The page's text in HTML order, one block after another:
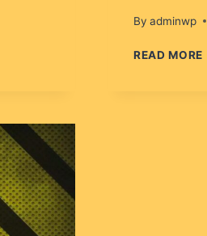
By adminwp
READ MORE